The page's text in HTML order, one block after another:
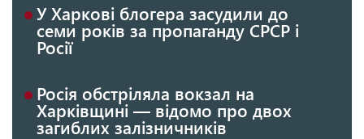
У Харкові блогера засудили до
семи років за пропаганду СРСР і
Росії
Росія обстріляла вокзал на
Харківщині — відомо про двох
загиблих залізничників